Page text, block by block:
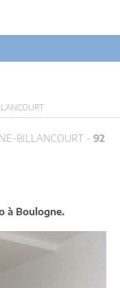
BILLANCOURT - 92
à Boulogne.